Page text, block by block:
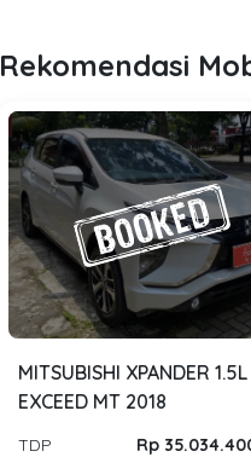
Rekomendasi
MITSUBISHI XPANDER 1.5L
EXCEED MT 2018
TDP Rp